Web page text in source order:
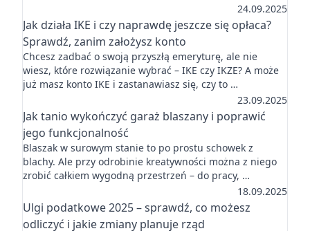
24.09.2025
Jak działa IKE i czy naprawdę jeszcze się opłaca?
Sprawdź, zanim założysz konto
Chcesz zadbać o swoją przyszłą emeryturę, ale nie
wiesz, które rozwiązanie wybrać – IKE czy IKZE? A może
już masz konto IKE i zastanawiasz się, czy to …
23.09.2025
Jak tanio wykończyć garaż blaszany i poprawić
jego funkcjonalność
Blaszak w surowym stanie to po prostu schowek z
blachy. Ale przy odrobinie kreatywności można z niego
zrobić całkiem wygodną przestrzeń – do pracy, …
18.09.2025
Ulgi podatkowe 2025 – sprawdź, co możesz
odliczyć i jakie zmiany planuje rząd